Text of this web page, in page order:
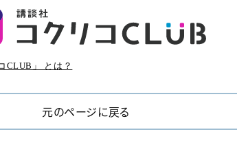
CLUB」 とは？
元のページに戻る